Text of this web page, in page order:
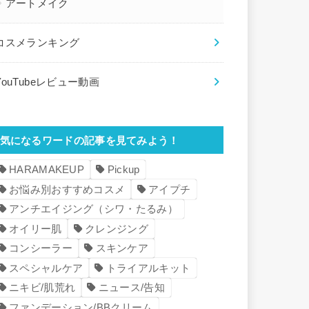
アートメイク
スメランキング
レビュー動画
気になるワードの記事を見てみよう！
HARAMAKEUP
Pickup
お悩み別おすすめコスメ
アイプチ
アンチエイジング（シワ・たるみ）
オイリー肌
クレンジング
コンシーラー
スキンケア
スペシャルケア
トライアルキット
ニキビ/肌荒れ
ニュース/告知